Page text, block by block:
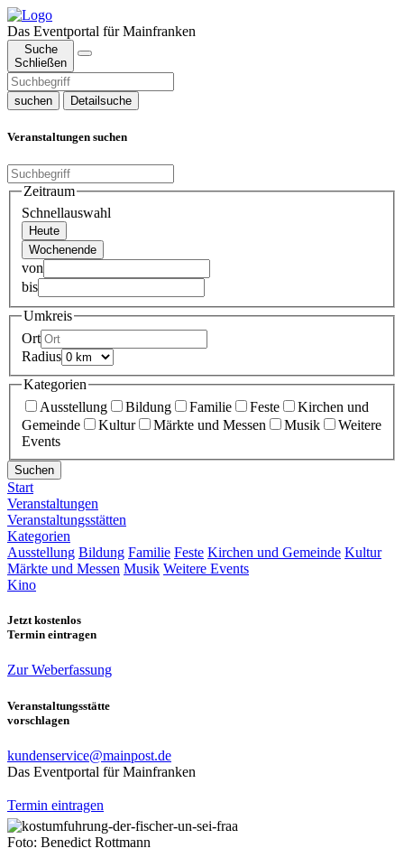
Das Eventportal für Mainfranken
Suche
Schließen
suchen Detailsuche
Veranstaltungen suchen
Zeitraum
Schnellauswahl
Heute
Wochenende
von
bis
Umkreis
Ort
Radius
Kategorien
Ausstellung
Bildung Familie Feste
Kirchen und
Gemeinde
Kultur Märkte und Messen Musik
Weitere
Events
Suchen
Start
Veranstaltungen
Veranstaltungsstätten
Kategorien
Ausstellung Bildung Familie Feste Kirchen und Gemeinde Kultur
Märkte und Messen Musik Weitere Events
Kino
Jetzt kostenlos
Termin eintragen
Zur Weberfassung
Veranstaltungsstätte
vorschlagen
kundenservice@mainpost.de
Das Eventportal für Mainfranken
Termin eintragen
Foto: Benedict Rottmann